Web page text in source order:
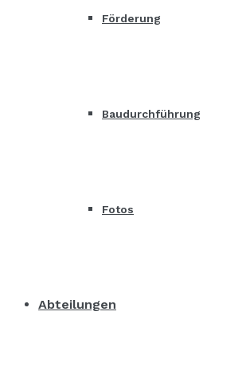
Förderung
Baudurchführung
Fotos
Abteilungen